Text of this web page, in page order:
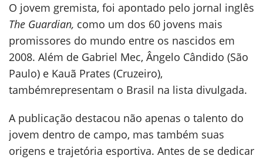
O jovem gremista, foi apontado pelo jornal inglês
The Guardian, como um dos 60 jovens mais
promissores do mundo entre os nascidos em
2008. Além de Gabriel Mec, Ângelo Cândido (São
Paulo) e Kauã Prates (Cruzeiro),
tambémrepresentam o Brasil na lista divulgada.
A publicação destacou não apenas o talento do
jovem dentro de campo, mas também suas
origens e trajetória esportiva. Antes de se dedicar